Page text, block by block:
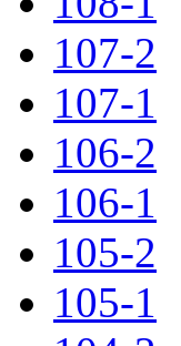
107-2
107-1
106-2
106-1
105-2
105-1